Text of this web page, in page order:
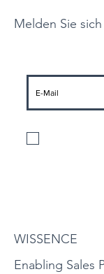
WISSENCE
Enabling Sales
Melden Sie